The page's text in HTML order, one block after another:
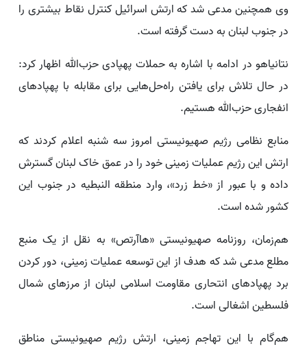
وی همچنین مدعی شد که ارتش اسرائیل کنترل نقاط بیشتری را
در جنوب لبنان به دست گرفته است.
نتانیاهو در ادامه با اشاره به حملات پهپادی حزب‌الله اظهار کرد:
در حال تلاش برای یافتن راه‌حل‌هایی برای مقابله با پهپادهای
انفجاری حزب‌الله هستیم.
منابع نظامی رژیم صهیونیستی امروز سه شنبه اعلام کردند که
ارتش این رژیم عملیات زمینی خود را در عمق خاک لبنان گسترش
داده و با عبور از «خط زرد»، وارد منطقه النبطیه در جنوب این
کشور شده است.
هم‌زمان، روزنامه صهیونیستی «هاآرتص» به نقل از یک منبع
مطلع مدعی شد که هدف از این توسعه عملیات زمینی، دور کردن
برد پهپادهای انتحاری مقاومت اسلامی لبنان از مرزهای شمال
فلسطین اشغالی است.
هم‌گام با این تهاجم زمینی، ارتش رژیم صهیونیستی مناطق